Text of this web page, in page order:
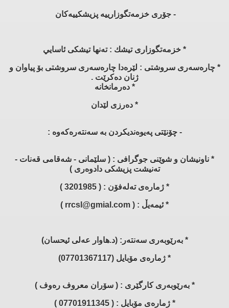
- جۆری خزمه‌تگوزارییە پزیشکییەكان
* خزمەتگوزاری تیشك : تەنها تيشكی ئاسايي
* چارەسەری سروشتی : لێرەدا چارەسەری سروشتی بۆ پیاوان و
ژنان دەكرێت .
* دەرمانخانە
* دەرزی لێدان
- چۆنێتی پەیوەندیكردن بە سەنتەرەكەوە :
* ناونیشان و شوێنی جوگرافی : ( سلێمانی - شەقامی قەنات -
تەنیشت پزیشكی دادوەری )
* ژمارەی تەلەفۆن : ( 3201985 )
* ئیمەیڵ : ( rrcsl@gmial.com )
* بەرێوبەری سەنتەر: (د.هاوار عەلی ئیحسان)
* ژمارەی مۆبایل (07701367117)
* بەرێوبەری كارگێری : ( سۆران معروف رەوف )
* ژمارەی مۆبایل : ( 07701911345 )